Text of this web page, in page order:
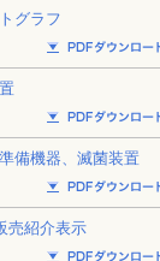
グラフ
備機器、滅菌装置
売紹介表示